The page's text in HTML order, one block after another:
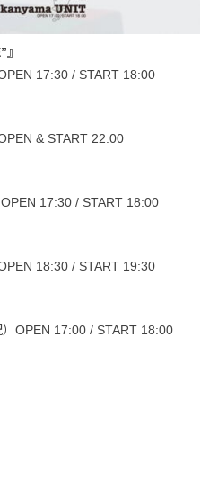
17:30 / START 18:00
& START 22:00
17:30 / START 18:00
18:30 / START 19:30
OPEN 17:00 / START 18:00